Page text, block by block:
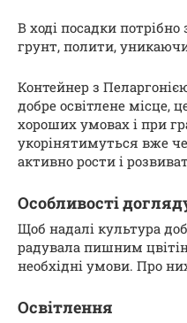
В ході посадки
грунт, полити,
Контейнер з
добре освітлене місце,
хороших умовах і при
укорінятимуться вже
активно рости і
Особливості
Щоб надалі культура
радувала пишним
необхідні умови. Про
Освітлення